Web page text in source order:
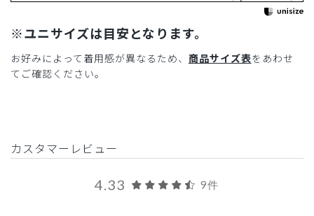
※ユニサイズは目安となります。
お好みによって着用感が異なるため、 商品サイズ表をあわせ
てご確認ください。
カスタマーレビュー
4.33 9件